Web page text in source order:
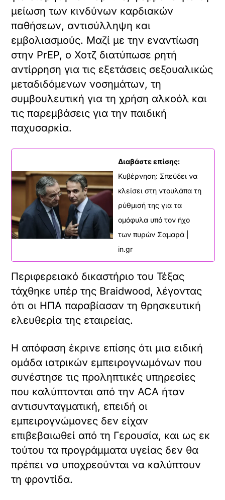
μείωση των κινδύνων καρδιακών
παθήσεων, αντισύλληψη και
εμβολιασμούς. Μαζί με την εναντίωση
στην PrEP, ο Χοτζ διατύπωσε ρητή
αντίρρηση για τις εξετάσεις σεξουαλικώς
μεταδιδόμενων νοσημάτων, τη
συμβουλευτική για τη χρήση αλκοόλ και
τις παρεμβάσεις για την παιδική
παχυσαρκία.
Διαβάστε επίσης:
Κυβέρνηση: Σπεύδει να
κλείσει στη ντουλάπα τη
ρύθμισή της για τα
ομόφυλα υπό τον ήχο
των πυρών Σαμαρά |
in.gr
Περιφερειακό δικαστήριο του Τέξας
τάχθηκε υπέρ της Braidwood, λέγοντας
ότι οι ΗΠΑ παραβίασαν τη θρησκευτική
ελευθερία της εταιρείας.
Η απόφαση έκρινε επίσης ότι μια ειδική
ομάδα ιατρικών εμπειρογνωμόνων που
συνέστησε τις προληπτικές υπηρεσίες
που καλύπτονται από την ACA ήταν
αντισυνταγματική, επειδή οι
εμπειρογνώμονες δεν είχαν
επιβεβαιωθεί από τη Γερουσία, και ως εκ
τούτου τα προγράμματα υγείας δεν θα
πρέπει να υποχρεούνται να καλύπτουν
τη φροντίδα.